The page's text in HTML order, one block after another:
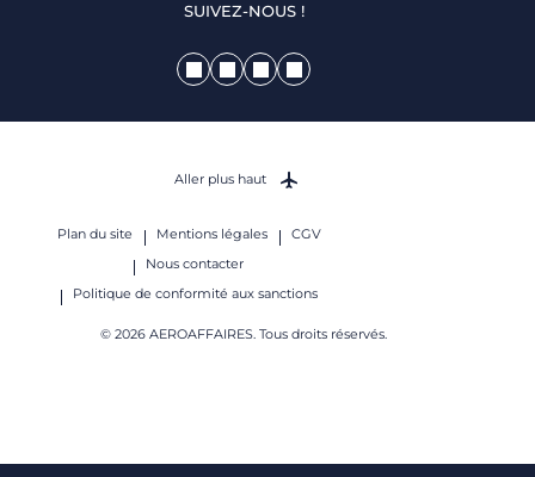
SUIVEZ-NOUS !
Plan du site Mentions légales
CGV
Nous contacter
Politique de conformité aux sanctions
© 2026 AEROAFFAIRES. Tous droits réservés.
Aller plus haut